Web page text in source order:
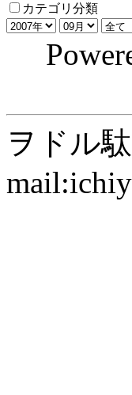
カテゴリ分類
ヲドル